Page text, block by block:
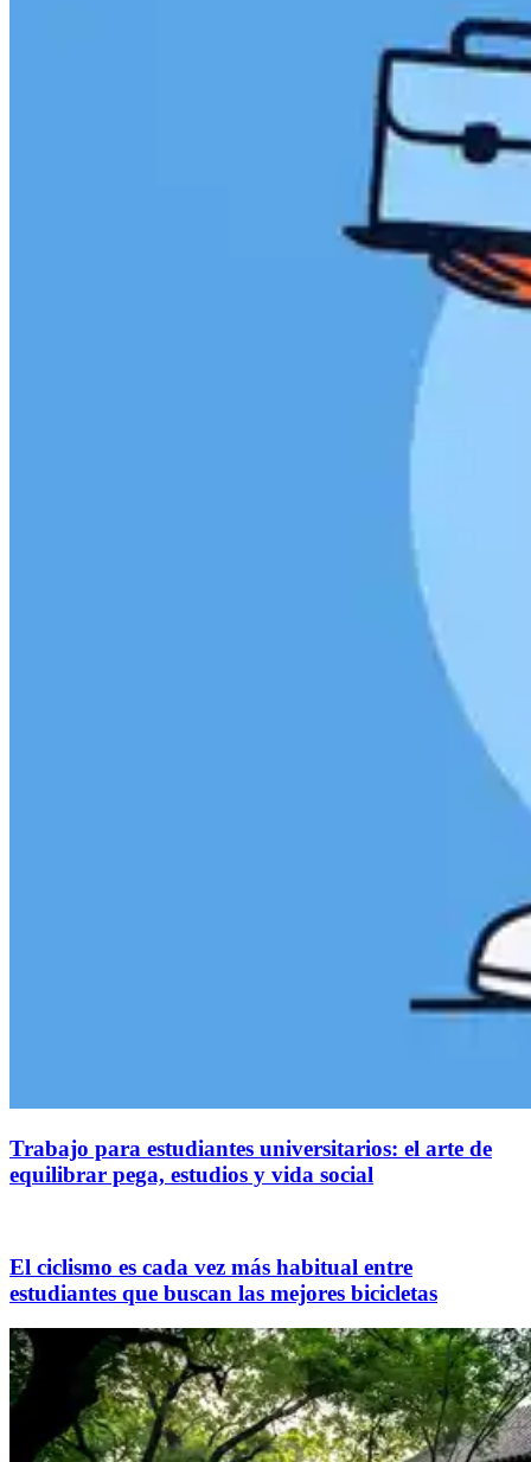
Trabajo para estudiantes universitarios: el arte de
equilibrar pega, estudios y vida social
El ciclismo es cada vez más habitual entre
estudiantes que buscan las mejores bicicletas